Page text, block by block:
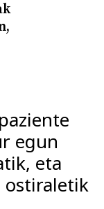
egun
eta
ostiraletik